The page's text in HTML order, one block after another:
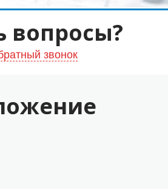
вопросы?
звонок